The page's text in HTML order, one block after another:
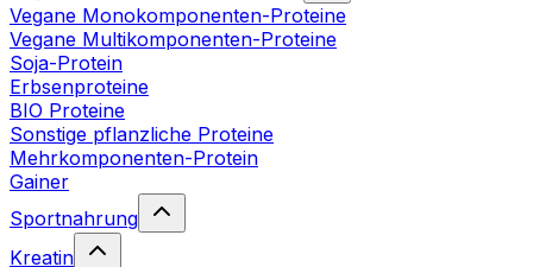
Vegane Monokomponenten-Proteine
Vegane Multikomponenten-Proteine
Soja-Protein
Erbsenproteine
BIO Proteine
Sonstige pflanzliche Proteine
Mehrkomponenten-Protein
Gainer
Sportnahrung
Kreatin